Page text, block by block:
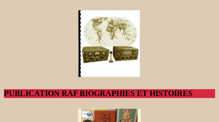
PUBLICATION RAF BIOGRAPHIES ET HISTOIRES